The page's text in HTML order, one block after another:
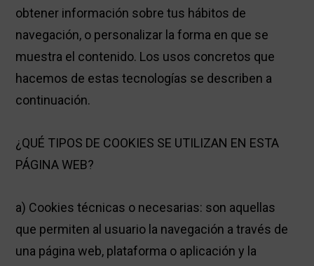
obtener información sobre tus hábitos de
navegación, o personalizar la forma en que se
muestra el contenido. Los usos concretos que
hacemos de estas tecnologías se describen a
continuación.
¿QUÉ TIPOS DE COOKIES SE UTILIZAN EN ESTA
PÁGINA WEB?
a) Cookies técnicas o necesarias: son aquellas
que permiten al usuario la navegación a través de
una página web, plataforma o aplicación y la